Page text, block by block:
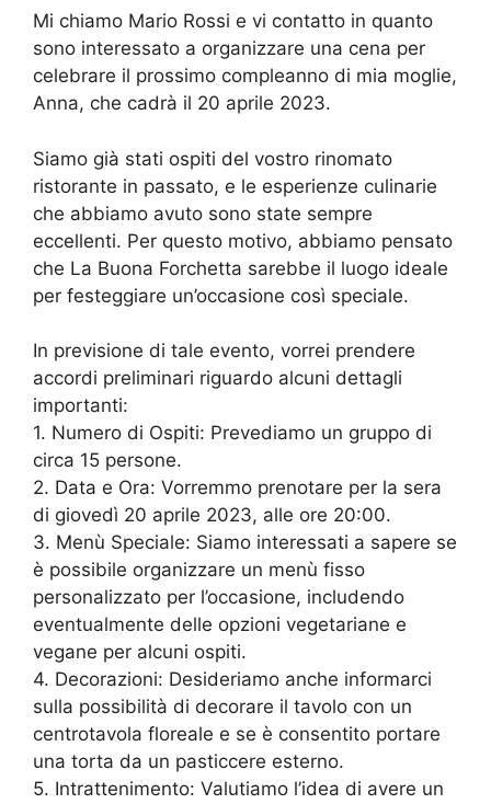
Mi chiamo Mario Rossi e vi contatto in quanto
sono interessato a organizzare una cena per
celebrare il prossimo compleanno di mia moglie,
Anna, che cadrà il 20 aprile 2023.
Siamo già stati ospiti del vostro rinomato
ristorante in passato, e le esperienze culinarie
che abbiamo avuto sono state sempre
eccellenti. Per questo motivo, abbiamo pensato
che La Buona Forchetta sarebbe il luogo ideale
per festeggiare un’occasione così speciale.
In previsione di tale evento, vorrei prendere
accordi preliminari riguardo alcuni dettagli
importanti:
1. Numero di Ospiti: Prevediamo un gruppo di
circa 15 persone.
2. Data e Ora: Vorremmo prenotare per la sera
di giovedì 20 aprile 2023, alle ore 20:00.
3. Menù Speciale: Siamo interessati a sapere se
è possibile organizzare un menù fisso
personalizzato per l’occasione, includendo
eventualmente delle opzioni vegetariane e
vegane per alcuni ospiti.
4. Decorazioni: Desideriamo anche informarci
sulla possibilità di decorare il tavolo con un
centrotavola floreale e se è consentito portare
una torta da un pasticcere esterno.
5. Intrattenimento: Valutiamo l’idea di avere un